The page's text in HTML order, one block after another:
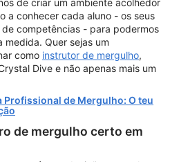
a conhecer cada aluno - os seus
competências - para podermos
Quer sejas um
como instrutor de mergulho,
Dive e não apenas mais um
Profissional de Mergulho: O teu
de mergulho certo em